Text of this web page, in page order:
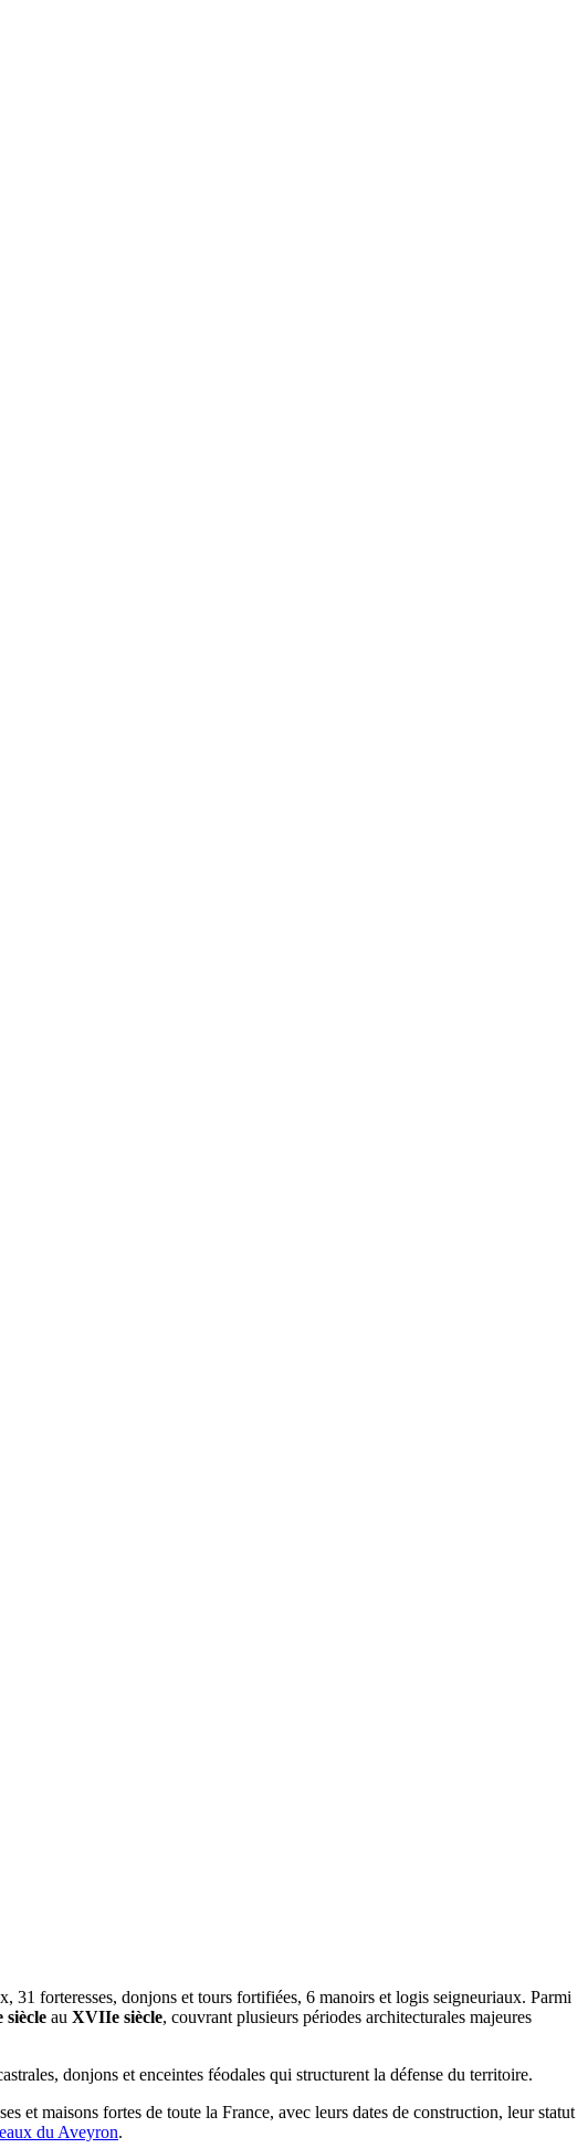
31 forteresses, donjons et tours fortifiées, 6 manoirs et logis seigneuriaux. Parmi
siècle au XVIIe siècle, couvrant plusieurs périodes architecturales majeures
donjons et enceintes féodales qui structurent la défense du territoire.
et maisons fortes de toute la France, avec leurs dates de construction, leur statut
du Aveyron.